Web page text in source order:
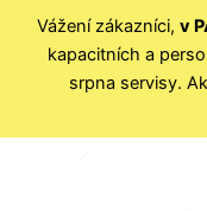
Vážení zákazníci, v
kapacitních a
srpna servisy.